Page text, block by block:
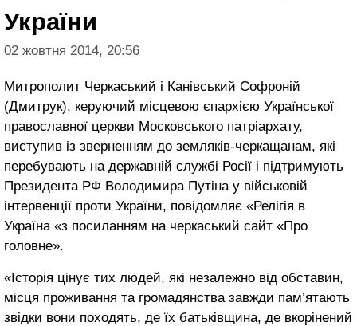
України
02 жовтня 2014, 20:56
Митрополит Черкаський і Канівський Софроній
(Дмитрук), керуючий місцевою єпархією Української
православної церкви Московського патріархату,
виступив із зверненням до земляків-черкащанам, які
перебувають на державній службі Росії і підтримують
Президента РФ Володимира Путіна у військовій
інтервенції проти України, повідомляє «Релігія в
Україна «з посиланням на черкаський сайт «Про
головне».
«Історія цінує тих людей, які незалежно від обставин,
місця проживання та громадянства завжди пам’ятають
звідки вони походять, де їх батьківщина, де вкорінений